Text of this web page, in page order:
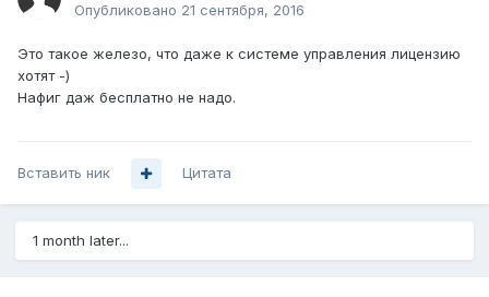
Опубликовано 21 сентября, 2016
Это такое железо, что даже к системе управления лицензию
хотят -)
Нафиг даж бесплатно не надо.
Вставить ник Цитата
1 month later...